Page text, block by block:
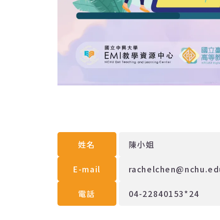
姓名 陳小姐
E-mail
電話 04-22840153*24